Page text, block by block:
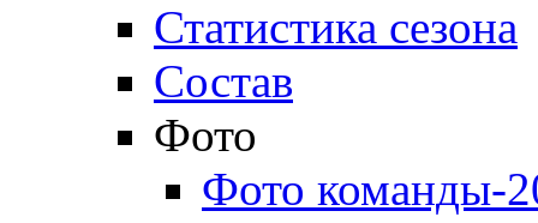
Статистика сезона
Состав
Фото
Фото команды-